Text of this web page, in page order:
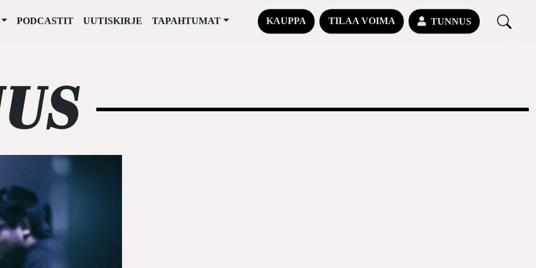
PODCASTIT UUTISKIRJE TAPAHTUMAT KAUPPA TILAA VOIMA TUNNUS